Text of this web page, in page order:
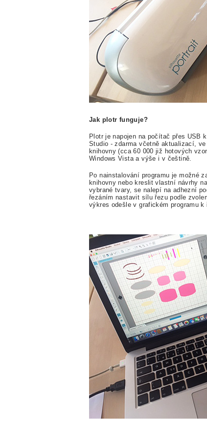
Jak plotr funguje?
Plotr je napojen na počítač přes USB
Studio - zdarma včetně aktualizací,
knihovny (cca 60 000 již hotových
Windows Vista a výše i v češtině.
Po nainstalování programu je možné
knihovny nebo kreslit vlastní návrhy
vybrané tvary, se nalepí na adhezní
řezáním nastavit sílu řezu podle
výkres odešle v grafickém programu